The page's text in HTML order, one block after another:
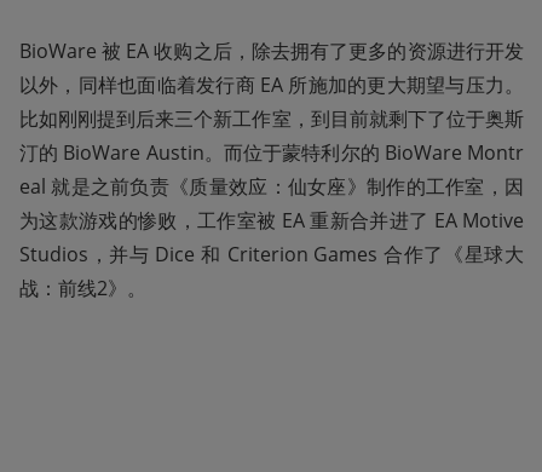
BioWare 被 EA 收购之后，除去拥有了更多的资源进行开发
以外，同样也面临着发行商 EA 所施加的更大期望与压力。
比如刚刚提到后来三个新工作室，到目前就剩下了位于奥斯
汀的 BioWare Austin。而位于蒙特利尔的 BioWare Montr
eal 就是之前负责《质量效应：仙女座》制作的工作室，因
为这款游戏的惨败，工作室被 EA 重新合并进了 EA Motive
Studios，并与 Dice 和 Criterion Games 合作了《星球大
战：前线2》。